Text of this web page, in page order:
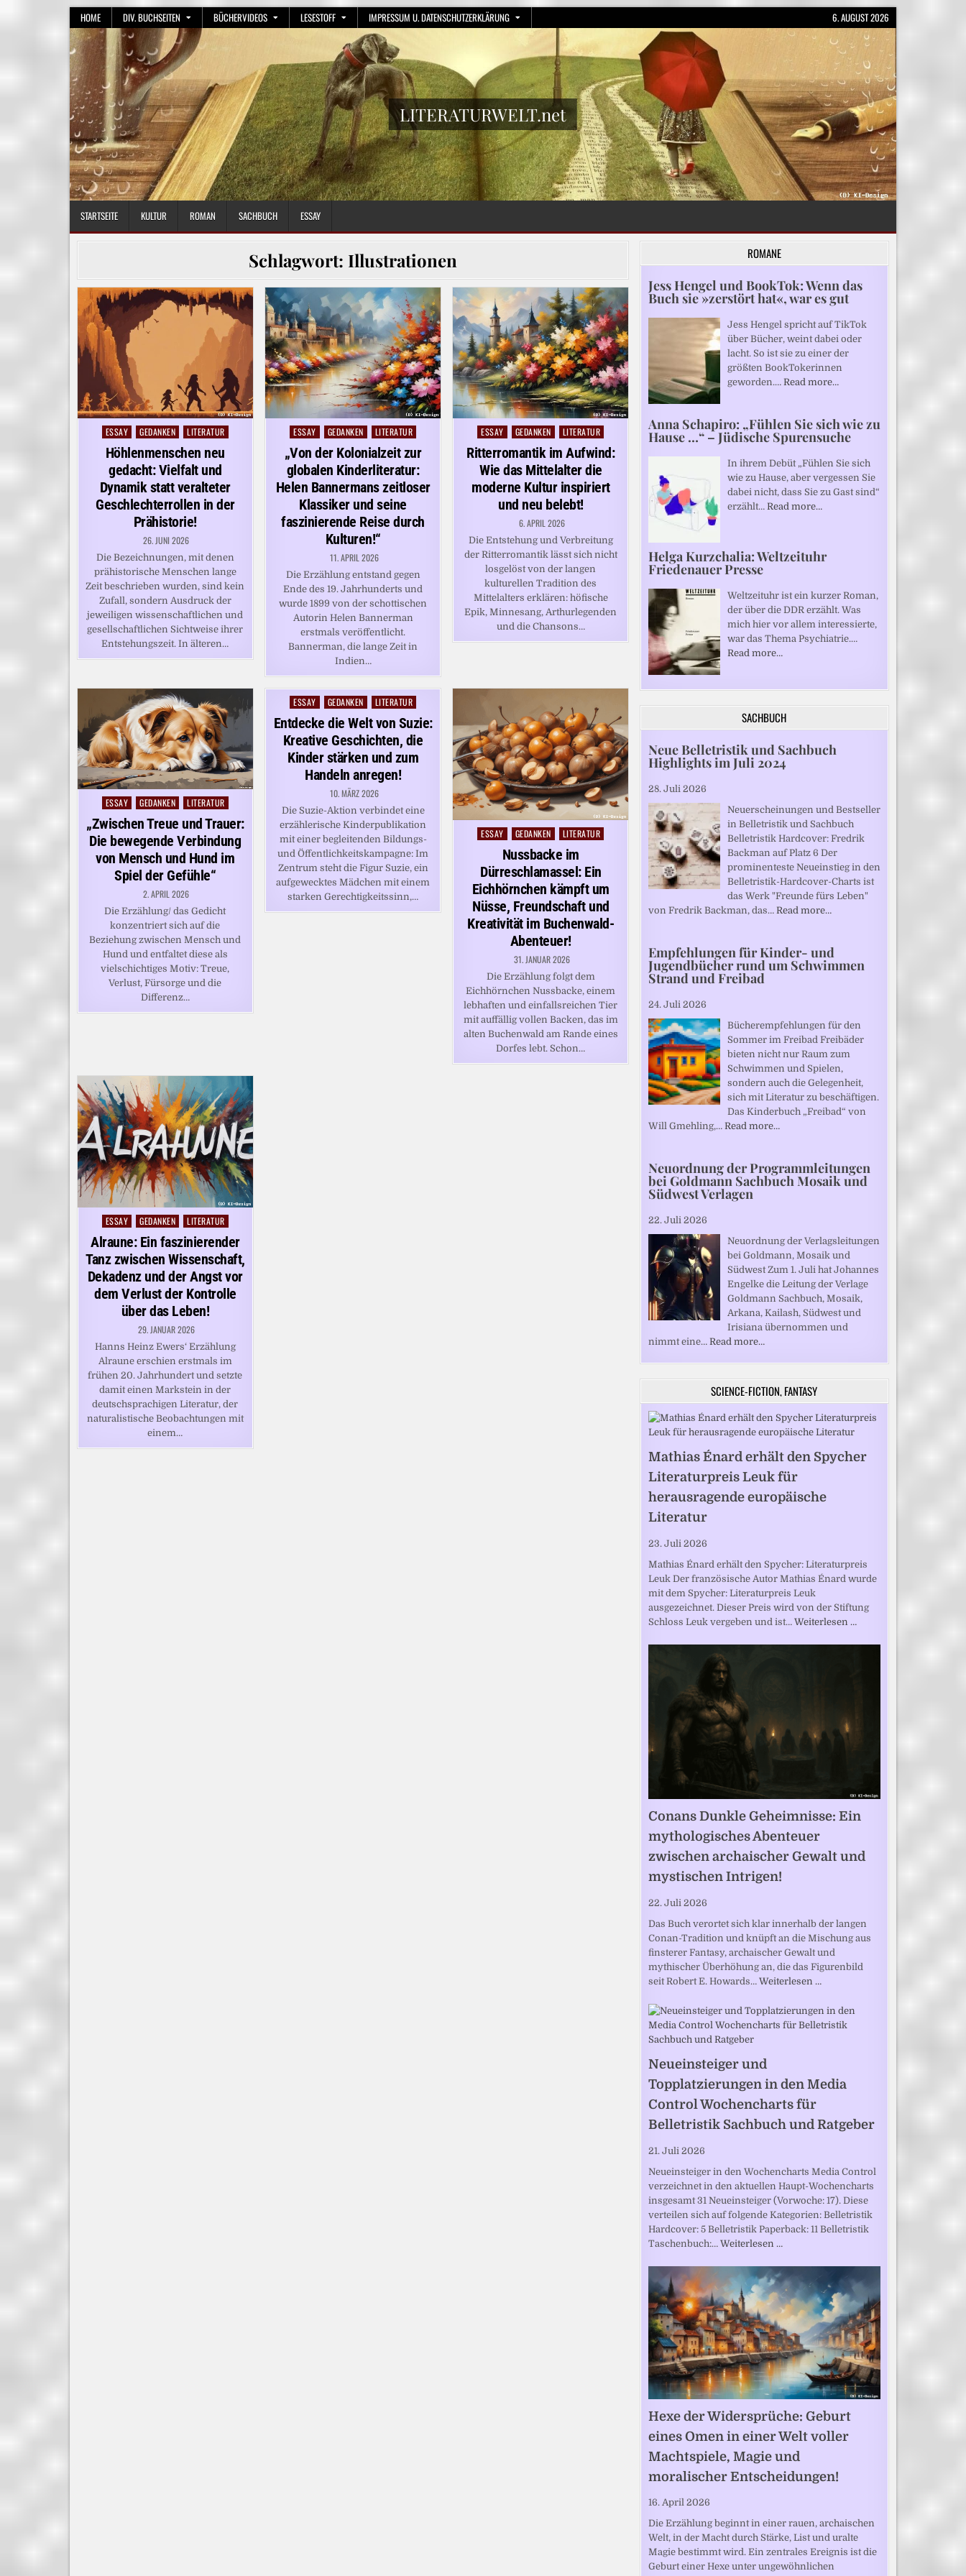
HOME DIV. BUCHSEITEN BÜCHERVIDEOS LESESTOFF IMPRESSUM U. DATENSCHUTZERKLÄRUNG 6. AUGUST 2026
LITERATURWELT.net
STARTSEITE KULTUR ROMAN SACHBUCH ESSAY
Schlagwort: Illustrationen
Posted
in
ESSAY GEDANKEN LITERATUR
Höhlenmenschen neu
gedacht: Vielfalt und
Dynamik statt veralteter
Geschlechterrollen in der
Prähistorie!
26. JUNI 2026
Die Bezeichnungen, mit denen
prähistorische Menschen lange
Zeit beschrieben wurden, sind kein
Zufall, sondern Ausdruck der
jeweiligen wissenschaftlichen und
gesellschaftlichen Sichtweise ihrer
Entstehungszeit. In älteren…
Posted
in
ESSAY GEDANKEN LITERATUR
„Von der Kolonialzeit zur
globalen Kinderliteratur:
Helen Bannermans zeitloser
Klassiker und seine
faszinierende Reise durch
Kulturen!“
11. APRIL 2026
Die Erzählung entstand gegen
Ende des 19. Jahrhunderts und
wurde 1899 von der schottischen
Autorin Helen Bannerman
erstmals veröffentlicht.
Bannerman, die lange Zeit in
Indien…
Posted
in
ESSAY GEDANKEN LITERATUR
Ritterromantik im Aufwind:
Wie das Mittelalter die
moderne Kultur inspiriert
und neu belebt!
6. APRIL 2026
Die Entstehung und Verbreitung
der Ritterromantik lässt sich nicht
losgelöst von der langen
kulturellen Tradition des
Mittelalters erklären: höfische
Epik, Minnesang, Arthurlegenden
und die Chansons…
Posted
in
ESSAY GEDANKEN LITERATUR
„Zwischen Treue und Trauer:
Die bewegende Verbindung
von Mensch und Hund im
Spiel der Gefühle“
2. APRIL 2026
Die Erzählung/ das Gedicht
konzentriert sich auf die
Beziehung zwischen Mensch und
Hund und entfaltet diese als
vielschichtiges Motiv: Treue,
Verlust, Fürsorge und die
Differenz…
Posted
in
ESSAY GEDANKEN LITERATUR
Entdecke die Welt von Suzie:
Kreative Geschichten, die
Kinder stärken und zum
Handeln anregen!
10. MÄRZ 2026
Die Suzie-Aktion verbindet eine
erzählerische Kinderpublikation
mit einer begleitenden Bildungs-
und Öffentlichkeitskampagne: Im
Zentrum steht die Figur Suzie, ein
aufgewecktes Mädchen mit einem
starken Gerechtigkeitssinn,…
Posted
ESSAY GEDANKEN LITERATUR
Nussbacke im
Dürreschlamassel: Ein
Eichhörnchen kämpft um
Nüsse, Freundschaft und
Kreativität im Buchenwald-
Abenteuer!
31. JANUAR 2026
Die Erzählung folgt dem
Eichhörnchen Nussbacke, einem
lebhaften und einfallsreichen Tier
mit auffällig vollen Backen, das im
alten Buchenwald am Rande eines
Dorfes lebt. Schon…
Posted
in
ESSAY GEDANKEN LITERATUR
Alraune: Ein faszinierender
Tanz zwischen Wissenschaft,
Dekadenz und der Angst vor
dem Verlust der Kontrolle
über das Leben!
29. JANUAR 2026
Hanns Heinz Ewers‘ Erzählung
Alraune erschien erstmals im
frühen 20. Jahrhundert und setzte
damit einen Markstein in der
deutschsprachigen Literatur, der
naturalistische Beobachtungen mit
einem…
ROMANE
Jess Hengel und BookTok: Wenn das
Buch sie »zerstört hat«, war es gut
Jess Hengel spricht auf TikTok
über Bücher, weint dabei oder
lacht. So ist sie zu einer der
größten BookTokerinnen
geworden.… Read more…
Anna Schapiro: „Fühlen Sie sich wie zu
Hause …“ – Jüdische Spurensuche
In ihrem Debüt „Fühlen Sie sich
wie zu Hause, aber vergessen Sie
dabei nicht, dass Sie zu Gast sind“
erzählt… Read more…
Helga Kurzchalia: Weltzeituhr
Friedenauer Presse
Weltzeituhr ist ein kurzer Roman,
der über die DDR erzählt. Was
mich hier vor allem interessierte,
war das Thema Psychiatrie.…
Read more…
SACHBUCH
Neue Belletristik und Sachbuch
Highlights im Juli 2024
28. Juli 2026
Neuerscheinungen und Bestseller
in Belletristik und Sachbuch
Belletristik Hardcover: Fredrik
Backman auf Platz 6 Der
prominenteste Neueinstieg in den
Belletristik-Hardcover-Charts ist
das Werk "Freunde fürs Leben"
von Fredrik Backman, das… Read more…
Empfehlungen für Kinder- und
Jugendbücher rund um Schwimmen
Strand und Freibad
24. Juli 2026
Bücherempfehlungen für den
Sommer im Freibad Freibäder
bieten nicht nur Raum zum
Schwimmen und Spielen,
sondern auch die Gelegenheit,
sich mit Literatur zu beschäftigen.
Das Kinderbuch „Freibad“ von
Will Gmehling,… Read more…
Neuordnung der Programmleitungen
bei Goldmann Sachbuch Mosaik und
Südwest Verlagen
22. Juli 2026
Neuordnung der Verlagsleitungen
bei Goldmann, Mosaik und
Südwest Zum 1. Juli hat Johannes
Engelke die Leitung der Verlage
Goldmann Sachbuch, Mosaik,
Arkana, Kailash, Südwest und
Irisiana übernommen und
nimmt eine… Read more…
SCIENCE-FICTION, FANTASY
Mathias Énard erhält den Spycher
Literaturpreis Leuk für
herausragende europäische
Literatur
23. Juli 2026
Mathias Énard erhält den Spycher: Literaturpreis
Leuk Der französische Autor Mathias Énard wurde
mit dem Spycher: Literaturpreis Leuk
ausgezeichnet. Dieser Preis wird von der Stiftung
Schloss Leuk vergeben und ist… Weiterlesen …
Conans Dunkle Geheimnisse: Ein
mythologisches Abenteuer
zwischen archaischer Gewalt und
mystischen Intrigen!
22. Juli 2026
Das Buch verortet sich klar innerhalb der langen
Conan-Tradition und knüpft an die Mischung aus
finsterer Fantasy, archaischer Gewalt und
mythischer Überhöhung an, die das Figurenbild
seit Robert E. Howards… Weiterlesen …
Neueinsteiger und
Topplatzierungen in den Media
Control Wochencharts für
Belletristik Sachbuch und Ratgeber
21. Juli 2026
Neueinsteiger in den Wochencharts Media Control
verzeichnet in den aktuellen Haupt-Wochencharts
insgesamt 31 Neueinsteiger (Vorwoche: 17). Diese
verteilen sich auf folgende Kategorien: Belletristik
Hardcover: 5 Belletristik Paperback: 11 Belletristik
Taschenbuch:… Weiterlesen …
Hexe der Widersprüche: Geburt
eines Omen in einer Welt voller
Machtspiele, Magie und
moralischer Entscheidungen!
16. April 2026
Die Erzählung beginnt in einer rauen, archaischen
Welt, in der Macht durch Stärke, List und uralte
Magie bestimmt wird. Ein zentrales Ereignis ist die
Geburt einer Hexe unter ungewöhnlichen